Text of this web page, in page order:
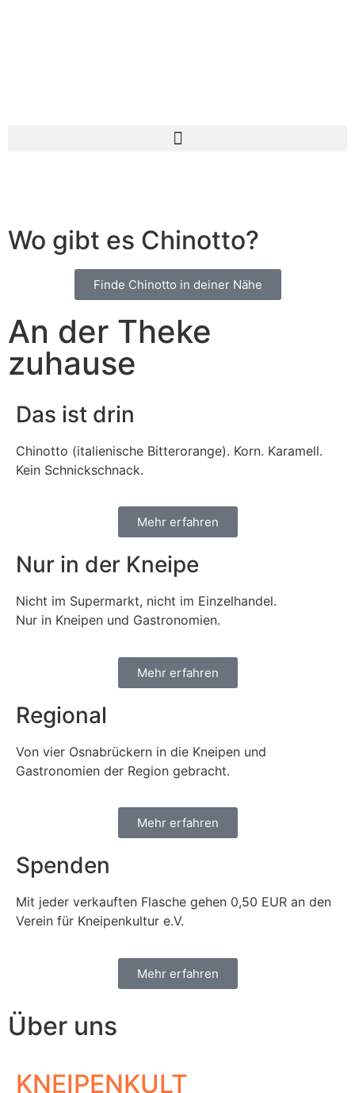
Wo gibt es Chinotto?
Finde Chinotto in deiner Nähe
An der Theke
zuhause
Das ist drin
Chinotto (italienische Bitterorange). Korn. Karamell.
Kein Schnickschnack.
Mehr erfahren
Nur in der Kneipe
Nicht im Supermarkt, nicht im Einzelhandel.
Nur in Kneipen und Gastronomien.
Mehr erfahren
Regional
Von vier Osnabrückern in die Kneipen und
Gastronomien der Region gebracht.
Mehr erfahren
Spenden
Mit jeder verkauften Flasche gehen 0,50 EUR an den
Verein für Kneipenkultur e.V.
Mehr erfahren
Über uns
KNEIPENKULT